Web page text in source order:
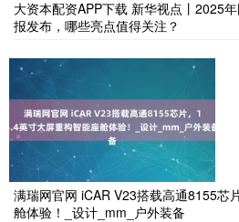
大资本配资APP下载 新华视点丨2025
报发布，哪些亮点值得关注？
满瑞网官网 iCAR V23搭载高通8155芯
舱体验！_设计_mm_户外装备